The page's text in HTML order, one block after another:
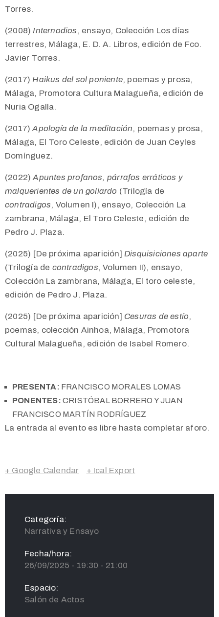
Torres.
(2008)Internodios , ensayo, Colección Los días
terrestres, Málaga, E. D. A. Libros, edición de Fco.
Javier Torres.
(2017)Haikus del sol poniente, poemas y prosa,
Málaga, Promotora Cultura Malagueña, edición de
Nuria Ogalla.
(2017)Apología de la meditación, poemas y prosa,
Málaga, El Toro Celeste, edición de Juan Ceyles
Domínguez.
(2022)Apuntes profanos, párrafos erráticos y
malquerientes de un goliardo (Trilogía de
contradigos, Volumen I), ensayo, Colección La
zambrana, Málaga, El Toro Celeste, edición de
Pedro J. Plaza.
(2025) [De próxima aparición] Disquisiciones aparte
(Trilogía de contradigos, Volumen II), ensayo,
Colección La zambrana, Málaga, El toro celeste,
edición de Pedro J. Plaza.
(2025) [De próxima aparición] Cesuras de estío,
poemas, colección Ainhoa, Málaga, Promotora
Cultural Malagueña, edición de Isabel Romero.
PRESENTA: FRANCISCO MORALES LOMAS
PONENTES: CRISTÓBAL BORRERO Y JUAN
FRANCISCO MARTÍN RODRÍGUEZ
La entrada al evento es libre hasta completar aforo.
+ Google Calendar + Ical Export
Categoría:
Narrativa y Ensayo
Fecha/hora:
26/09/2025 - 19:30 - 21:00
Espacio:
Salón de Actos